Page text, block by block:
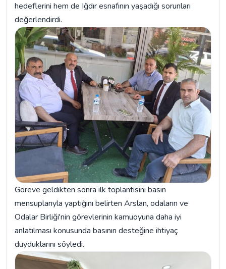
hedeflerini hem de Iğdır esnafının yaşadığı sorunları
değerlendirdi.
Göreve geldikten sonra ilk toplantısını basın
mensuplarıyla yaptığını belirten Arslan, odaların ve
Odalar Birliği'nin görevlerinin kamuoyuna daha iyi
anlatılması konusunda basının desteğine ihtiyaç
duyduklarını söyledi.